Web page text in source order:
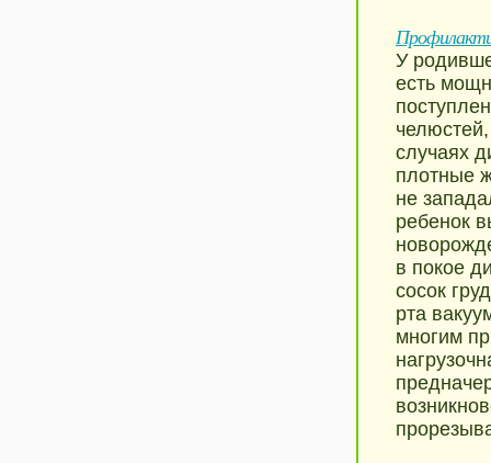
У
есть
случаях
плотные
не
ребенок
в покое
сосок
рта
многим